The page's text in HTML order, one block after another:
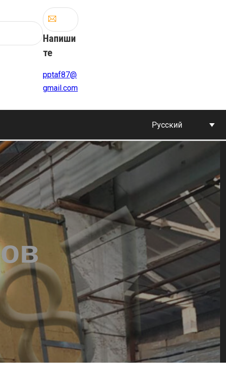
Напиши
те
pptaf87@
gmail.com
Русский